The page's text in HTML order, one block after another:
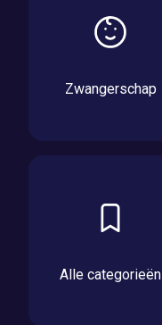
Zwangerschap
Alle categorieën